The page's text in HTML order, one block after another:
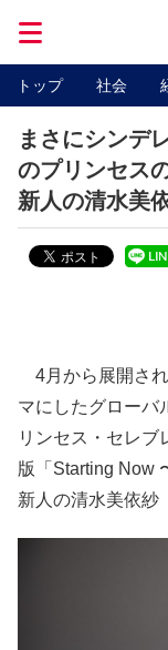
トップ 社会
まさにシンデ
のプリンセス
新人の清水美
4月から展開さ
マにしたグローバ
リンセス・セレブ
版「Starting Now
新人の清水美依紗